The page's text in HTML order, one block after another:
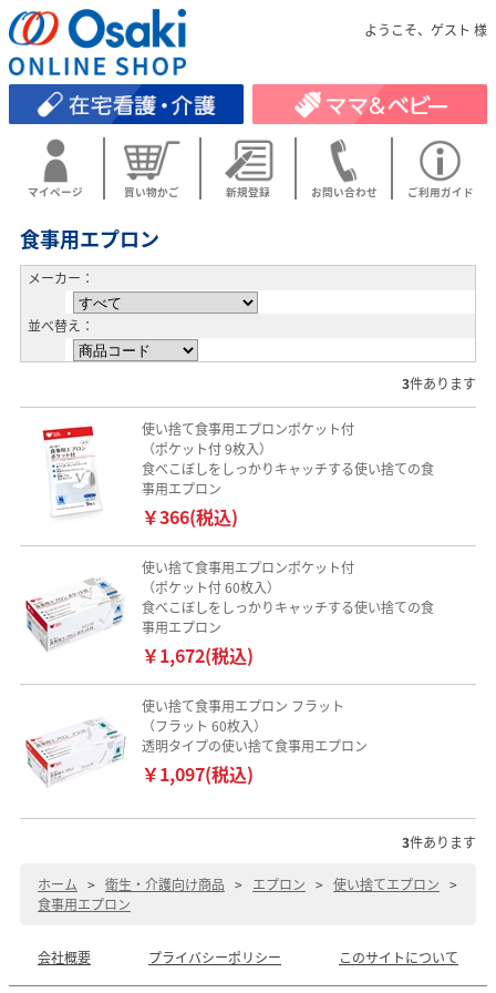
ようこそ、ゲスト 様
マイページ 買い物かご 新規登録 お問い合わせ ご利用ガイド
食事用エプロン
メーカー：
並べ替え：
3件あります
使い捨て食事用エプロンポケット付
（ポケット付 9枚入）
食べこぼしをしっかりキャッチする使い捨ての食
事用エプロン
￥366(税込)
使い捨て食事用エプロンポケット付
（ポケット付 60枚入）
食べこぼしをしっかりキャッチする使い捨ての食
事用エプロン
￥1,672(税込)
使い捨て食事用エプロン フラット
（フラット 60枚入）
透明タイプの使い捨て食事用エプロン
￥1,097(税込)
3件あります
ホーム > 衛生・介護向け商品 > エプロン > 使い捨てエプロン >
食事用エプロン
会社概要 プライバシーポリシー このサイトについて